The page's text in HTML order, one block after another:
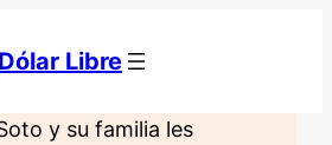
Dólar Libre
y su familia les